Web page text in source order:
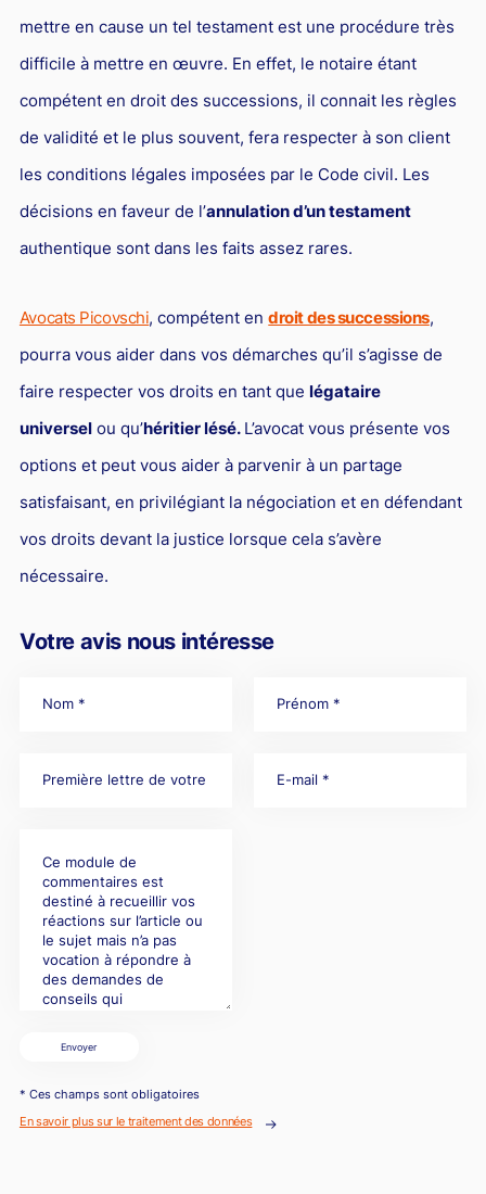
mettre en cause un tel testament est une procédure très
difficile à mettre en œuvre. En effet, le notaire étant
compétent en droit des successions, il connait les règles
de validité et le plus souvent, fera respecter à son client
les conditions légales imposées par le Code civil. Les
décisions en faveur de l’annulation d’un testament
authentique sont dans les faits assez rares.
Avocats Picovschi, compétent endroit des successions,
pourra vous aider dans vos démarches qu’il s’agisse de
faire respecter vos droits en tant que légataire
universelou qu’héritier lésé. L’avocat vous présente vos
options et peut vous aider à parvenir à un partage
satisfaisant, en privilégiant la négociation et en défendant
vos droits devant la justice lorsque cela s’avère
nécessaire.
Votre avis nous intéresse
Envoyer
* Ces champs sont obligatoires
En savoir plus sur le traitement des données